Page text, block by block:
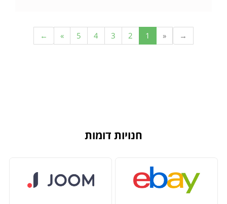
→
«
1
2
3
4
5
»
←
חנויות דומות